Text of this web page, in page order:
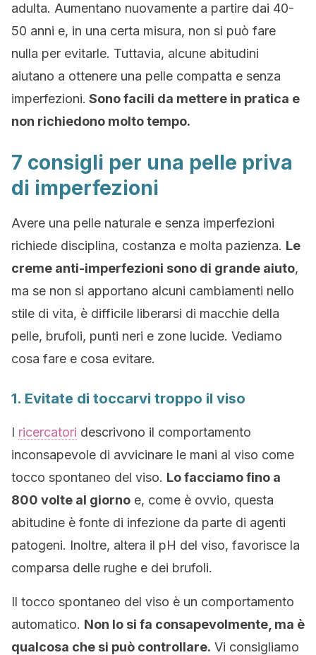
adulta. Aumentano nuovamente a partire dai 40-
50 anni e, in una certa misura, non si può fare
nulla per evitarle. Tuttavia, alcune abitudini
aiutano a ottenere una pelle compatta e senza
imperfezioni. Sono facili da mettere in pratica e
non richiedono molto tempo.
7 consigli per una pelle priva
di imperfezioni
Avere una pelle naturale e senza imperfezioni
richiede disciplina, costanza e molta pazienza. Le
creme anti-imperfezioni sono di grande aiuto,
ma se non si apportano alcuni cambiamenti nello
stile di vita, è difficile liberarsi di macchie della
pelle, brufoli, punti neri e zone lucide. Vediamo
cosa fare e cosa evitare.
1. Evitate di toccarvi troppo il viso
I ricercatori descrivono il comportamento
inconsapevole di avvicinare le mani al viso come
tocco spontaneo del viso. Lo facciamo fino a
800 volte al giorno e, come è ovvio, questa
abitudine è fonte di infezione da parte di agenti
patogeni. Inoltre, altera il pH del viso, favorisce la
comparsa delle rughe e dei brufoli.
Il tocco spontaneo del viso è un comportamento
automatico. Non lo si fa consapevolmente, ma è
qualcosa che si può controllare. Vi consigliamo